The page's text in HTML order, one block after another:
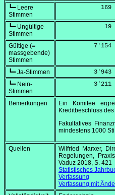
┗━ Leere
Stimmen
            169
┗━ Ungültige
Stimmen
             19
Gültige (=
massgebende)
Stimmen
          7'154
┗━ Ja-Stimmen
          3'943
┗━ Nein-
Stimmen
          3'211
Bemerkungen
Ein Komitee
Kreditbeschluss
Fakultatives
mindestens 1000
Quellen
Wilfried Marxer,
Regelungen,
Vaduz 2018, S. 421
Statistisches
Verfassung
Verfassung mit